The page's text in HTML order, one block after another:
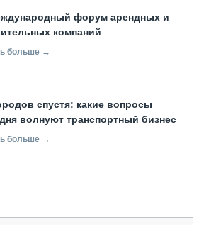
форум арендных и
компаний
больше →
спустя: какие вопросы
волнуют транспортный бизнес
больше →